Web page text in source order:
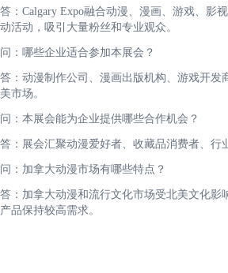
答：Calgary Expo融合动漫、漫画、游戏、影
动活动，吸引大量粉丝和专业观众。
问：哪些企业适合参加本展会？
答：动漫制作公司、漫画出版机构、游戏开
美市场。
问：本展会能为企业提供哪些合作机会？
答：展会汇聚动漫爱好者、收藏品消费者、
问：加拿大动漫市场有哪些特点？
答：加拿大动漫和流行文化市场受北美文化
产品保持较高需求。